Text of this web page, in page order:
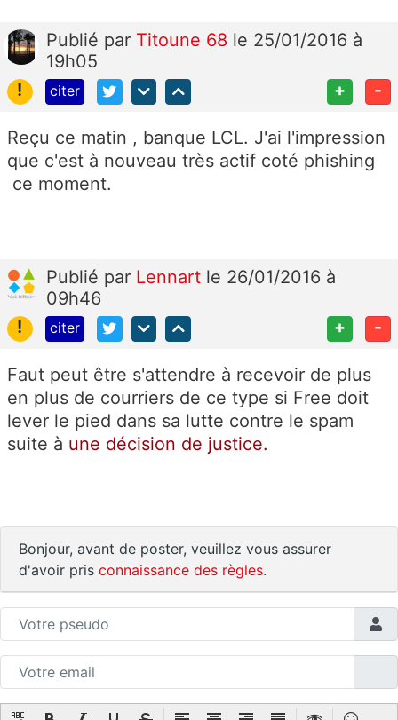
Publié par Titoune 68 le 25/01/2016 à
19h05
!
citer + -
Reçu ce matin , banque LCL. J'ai l'impression
que c'est à nouveau très actif coté phishing
ce moment.
Publié par Lennart le 26/01/2016 à
09h46
!
citer + -
Faut peut être s'attendre à recevoir de plus
en plus de courriers de ce type si Free doit
lever le pied dans sa lutte contre le spam
suite à une décision de justice.
Bonjour, avant de poster, veuillez vous assurer
d'avoir pris connaissance des règles.